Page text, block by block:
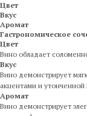
Цвет
Вкус
Аромат
Гастрономическое
Цвет
Вино обладает
Вкус
Вино демонстрирует
акцентами и утонченной
Аромат
Вино демонстрирует